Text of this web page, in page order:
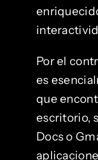
Por el
es
que
escritorio,
Docs o